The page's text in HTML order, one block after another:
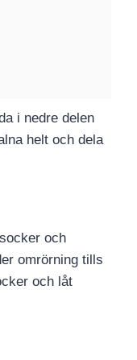
i nedre delen
helt och dela
och
omrörning tills
och låt